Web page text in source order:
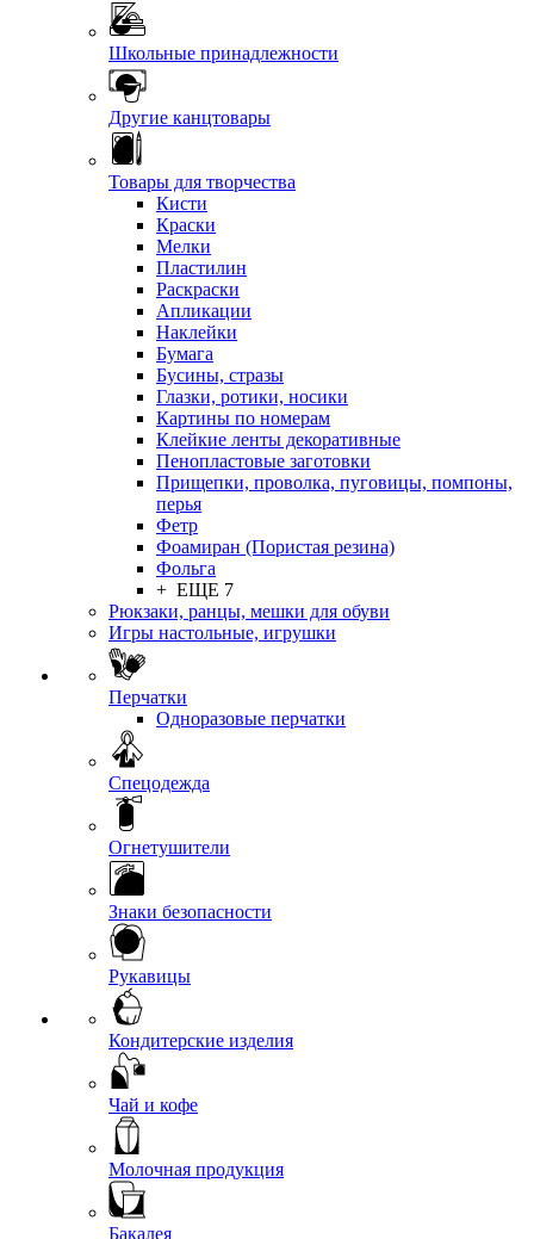
Школьные принадлежности
Другие канцтовары
Товары для творчества
Кисти
Краски
Мелки
Пластилин
Раскраски
Апликации
Наклейки
Бумага
Бусины, стразы
Глазки, ротики, носики
Картины по номерам
Клейкие ленты декоративные
Пенопластовые заготовки
Прищепки, проволка, пуговицы, помпоны,
перья
Фетр
Фоамиран (Пористая резина)
Фольга
+ ЕЩЕ 7
Рюкзаки, ранцы, мешки для обуви
Игры настольные, игрушки
Перчатки
Одноразовые перчатки
Спецодежда
Огнетушители
Знаки безопасности
Рукавицы
Кондитерские изделия
Чай и кофе
Молочная продукция
Бакалея